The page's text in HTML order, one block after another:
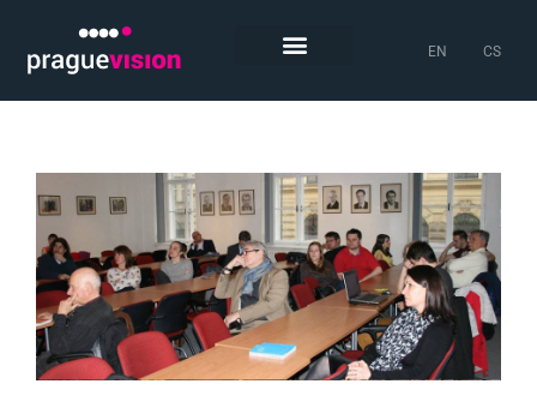
EN CS